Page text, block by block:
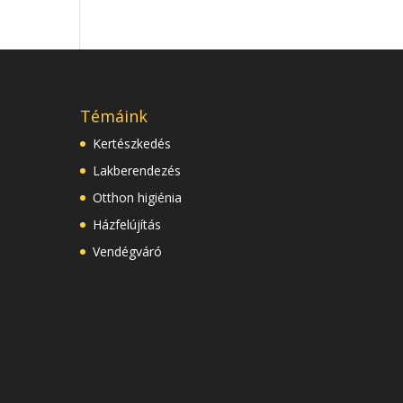
Témáink
Kertészkedés
Lakberendezés
Otthon higiénia
Házfelújítás
Vendégváró